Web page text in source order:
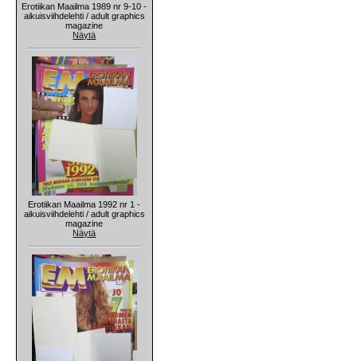
Erotiikan Maailma 1989 nr 9-10 -
aikuisviihdelehti / adult graphics
magazine
Näytä
Erotiikan Maailma 1992 nr 1 -
aikuisviihdelehti / adult graphics
magazine
Näytä